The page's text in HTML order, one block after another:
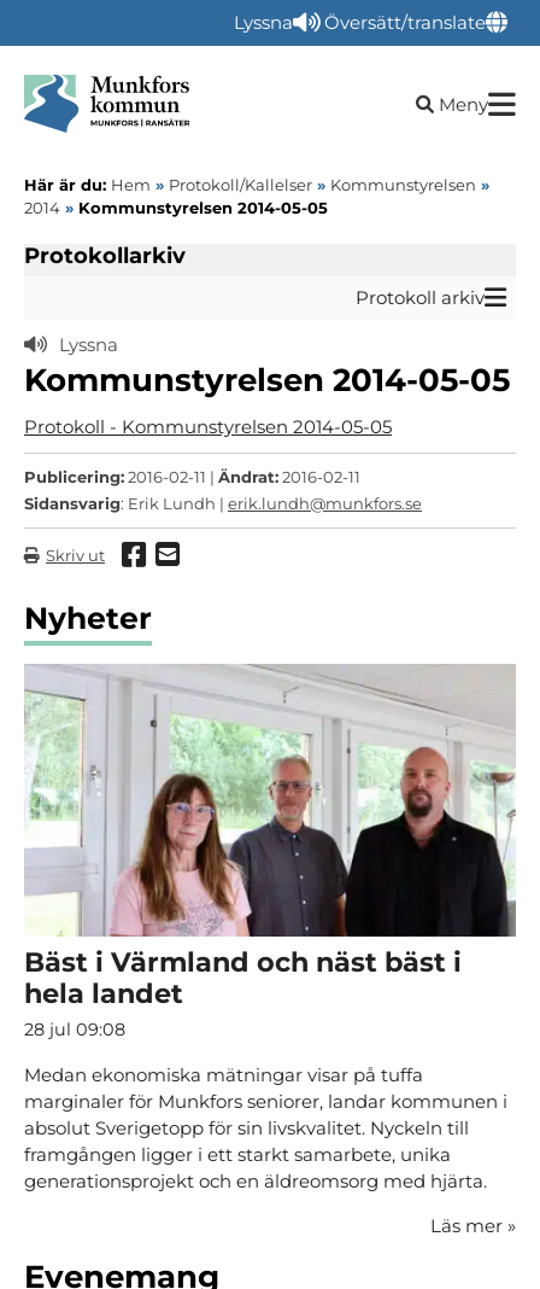
Lyssna Översätt/translate
Öppna
Meny
Här är du: Hem » Protokoll/Kallelser » Kommunstyrelsen »
2014 » Kommunstyrelsen 2014-05-05
Protokollarkiv
Protokoll arkiv
Lyssna
Kommunstyrelsen 2014-05-05
Protokoll - Kommunstyrelsen 2014-05-05
Publicering:2016-02-11 | Ändrat:2016-02-11
Sidansvarig: Erik Lundh | erik.lundh@munkfors.se
Skriv ut Dela via Facebook
Dela via mail
Nyheter
Bäst i Värmland och näst bäst i
hela landet
28 jul 09:08
Medan ekonomiska mätningar visar på tuffa
marginaler för Munkfors seniorer, landar kommunen i
absolut Sverigetopp för sin livskvalitet. Nyckeln till
framgången ligger i ett starkt samarbete, unika
generationsprojekt och en äldreomsorg med hjärta.
Läs mer »
Evenemang